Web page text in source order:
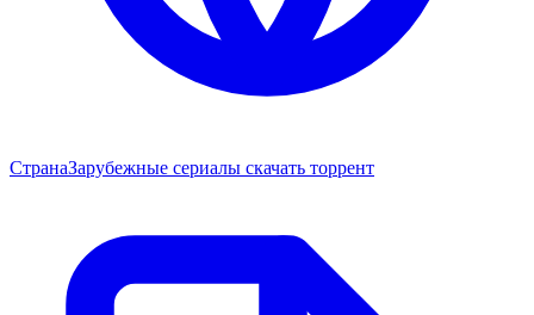
СтранаЗарубежные сериалы скачать торрент